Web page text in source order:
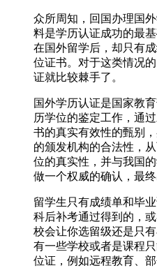
众所周知，回国办理国
料是学历认证成功的最
在国外留学后，却只有
位证书。对于这类情况
证就比较棘手了。
国外学历认证是国家教
历学位的鉴定工作，通
书的真实有效性的甄别
的颁发机构的合法性，
位的真实性，并与我国
做一个权威的确认，最
留学生只有成绩单和毕
科后补考通过得到的，
校会让你选留级还是只
有一些学校或者是课程
位证，例如远程教育、部